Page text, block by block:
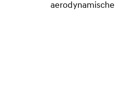
aerodynamische